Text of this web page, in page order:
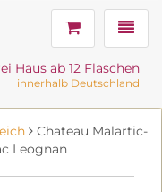
Haus ab 12 Flaschen
innerhalb Deutschland
Chateau Malartic-
Leognan